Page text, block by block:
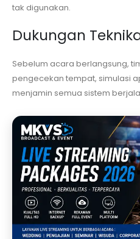
tak digunakan.
Dukungan
Sebelum acara berlangsung,
pengecekan tempat, simulasi
menjamin semua sistem